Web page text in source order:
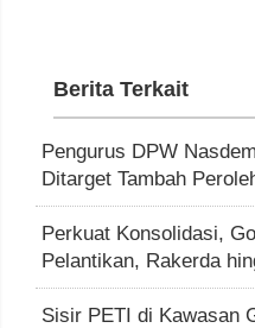
Berita Terkait
Pengurus DPW
Ditarget Tambah
Perkuat Konsolidasi,
Pelantikan, Rakerda
Sisir PETI di Kawasan